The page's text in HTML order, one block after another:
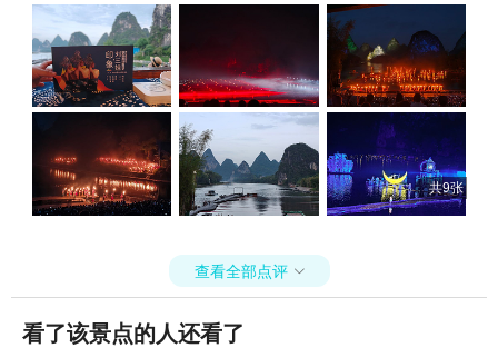
共9张
查看全部点评 
看了该景点的人还看了